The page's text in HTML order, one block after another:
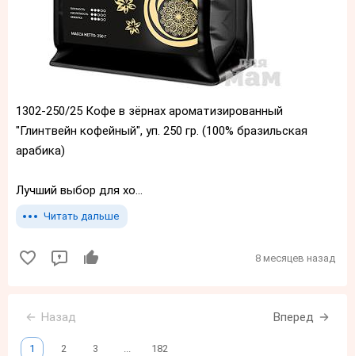
1302-250/25 Кофе в зёрнах ароматизированный
"Глинтвейн кофейный", уп. 250 гр. (100% бразильская
арабика)
Лучший выбор для хо...
Читать дальше
8 месяцев назад
Назад Вперед
1 2 3 ... 182